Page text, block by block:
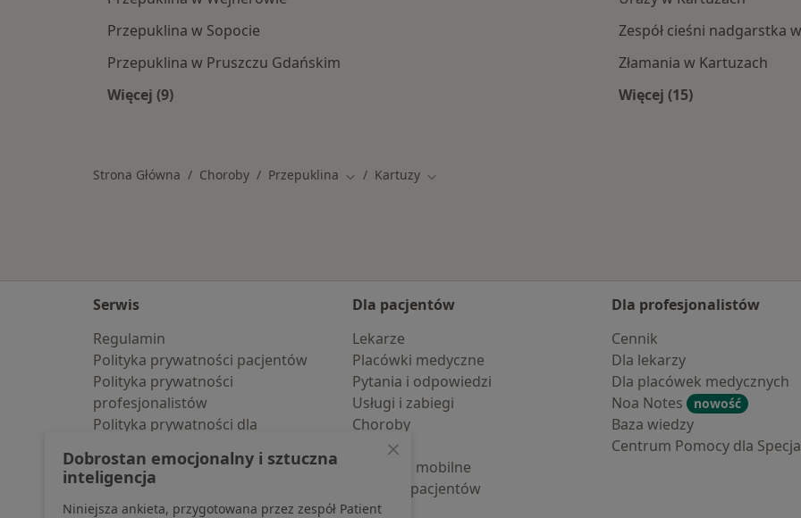
Przepuklina w Sopocie
Przepuklina w Pruszczu Gdańskim
Więcej (9)
Zespół cieśni nadgarstka
Złamania w Kartuzach
Więcej (15)
Strona Główna Choroby Przepuklina Zmień miasto
Kartuzy Zmień miasto
Serwis
Regulamin
Polityka prywatności pacjentów
Polityka prywatności
profesjonalistów
Polityka prywatności dla
pozyskaliśmy samodzielnie
Polityka cookies
Jak działają wyniki wyszukiwania
Dla pacjentów
Lekarze
Placówki medyczne
Pytania i odpowiedzi
Usługi i zabiegi
Choroby
Pomoc
Aplikacje mobilne
Blog dla pacjentów
Dla profesjonalistów
Cennik
Dla lekarzy
Dla placówek medycznych
Noa Notes
nowość
Baza wiedzy
Centrum Pomocy dla
Dobrostan emocjonalny i sztuczna
inteligencja
Niniejsza ankieta, przygotowana przez zespół Patient